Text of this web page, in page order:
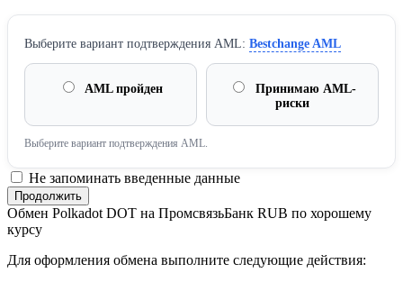
Выберите вариант подтверждения AML: Bestchange AML
AML пройден
Принимаю AML-
риски
Выберите вариант подтверждения AML.
Не запоминать введенные данные
Обмен Polkadot DOT на ПромсвязьБанк RUB по хорошему
курсу
Для оформления обмена выполните следующие действия: